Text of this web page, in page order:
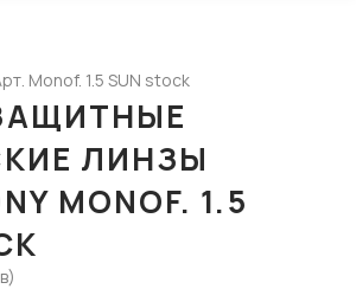
Monof. 1.5 SUN stock
ЛИНЗЫ
MONOF. 1.5